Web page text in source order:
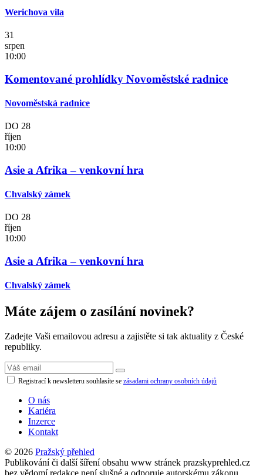
Werichova vila
31
srpen
10:00
Komentované prohlídky Novoměstské radnice
Novoměstská radnice
DO 28
říjen
10:00
Asie a Afrika – venkovní hra
Chvalský zámek
DO 28
říjen
10:00
Asie a Afrika – venkovní hra
Chvalský zámek
Máte zájem o zasílání novinek?
Zadejte Vaši emailovou adresu a zajistěte si tak aktuality z České
republiky.
Registrací k newsletteru souhlasíte se zásadami ochrany osobních údajů
O nás
Kariéra
Inzerce
Kontakt
© 2026 Pražský přehled
Publikování či další šíření obsahu www stránek prazskyprehled.cz
bez vědomí redakce není slušné a odporuje autorskému zákonu.